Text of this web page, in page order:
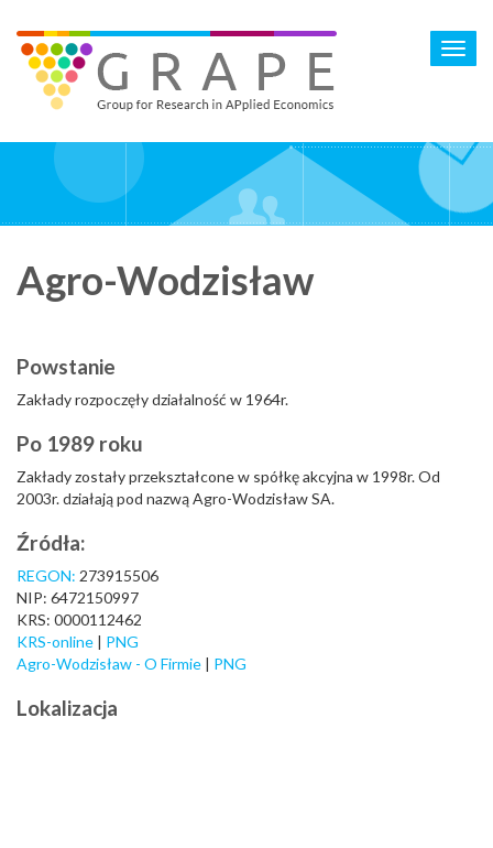
main
content
Agro-Wodzisław
Powstanie
Zakłady rozpoczęły działalność w 1964r.
Po 1989 roku
Zakłady zostały przekształcone w spółkę akcyjna w 1998r. Od
2003r. działają pod nazwą Agro-Wodzisław SA.
Źródła:
REGON: 273915506
NIP: 6472150997
KRS: 0000112462
KRS-online | PNG
Agro-Wodzisław - O Firmie | PNG
Lokalizacja